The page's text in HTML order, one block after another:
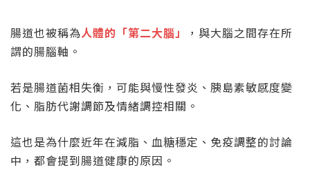
腸道也被稱為人體的「第二大腦」
，與大腦之間存在所
謂的腸腦軸。
若是腸道菌相失衡，可能與慢性發炎、胰島素敏感度變
化、脂肪代謝調節及情緒調控相關。
這也是為什麼近年在減脂、血糖穩定、免疫調整的討論
中，都會提到腸道健康的原因。